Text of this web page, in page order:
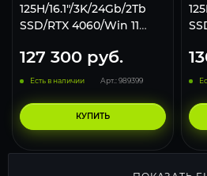
125H/16.1"/3K/24Gb/2Tb
SSD/RTX 4060/Win 11
127 300 руб.
Есть в наличии Арт.: 989399
КУПИТЬ